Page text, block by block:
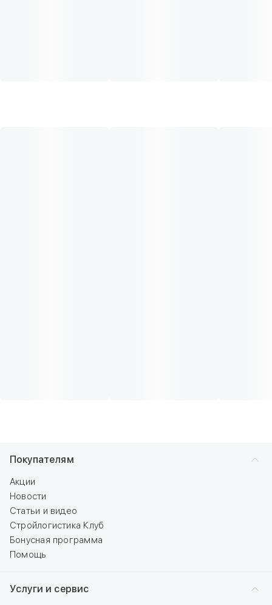
Покупателям
Акции
Новости
Статьи и видео
Стройлогистика Клуб
Бонусная программа
Помощь
Услуги и сервис